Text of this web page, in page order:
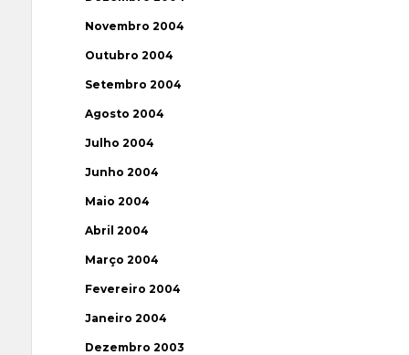
Novembro 2004
Outubro 2004
Setembro 2004
Agosto 2004
Julho 2004
Junho 2004
Maio 2004
Abril 2004
Março 2004
Fevereiro 2004
Janeiro 2004
Dezembro 2003